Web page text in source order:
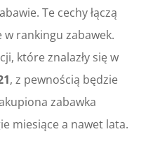
Te cechy łączą
rankingu zabawek.
które znalazły się w
, z pewnością będzie
zabawka
miesiące a nawet lata.